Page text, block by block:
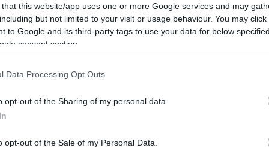
that this website/app uses one or more Google services and may
but not limited to your visit or usage behaviour. You may
to Google and its third-party tags to use your data for below
consent section.
Data Processing Opt Outs
opt-out of the Sharing of my personal data.
opt-out of the Sale of my Personal Data.
2023, αλλά οι αιτήσεις του απορρίφθηκαν
παρότι δεν είχε κανένα πειθαρχικό
αποφυλάκισης που απορρίφθηκαν.
ότι θα βγω τον Σεπτέμβριο. Επτά
αναπάντεχο»